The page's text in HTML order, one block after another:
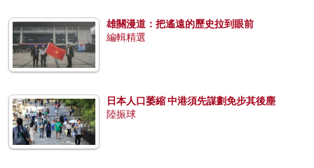
雄關漫道：把遙遠的歷史拉到眼前
編輯精選
日本人口萎縮 中港須先謀劃免步其後塵
陸振球